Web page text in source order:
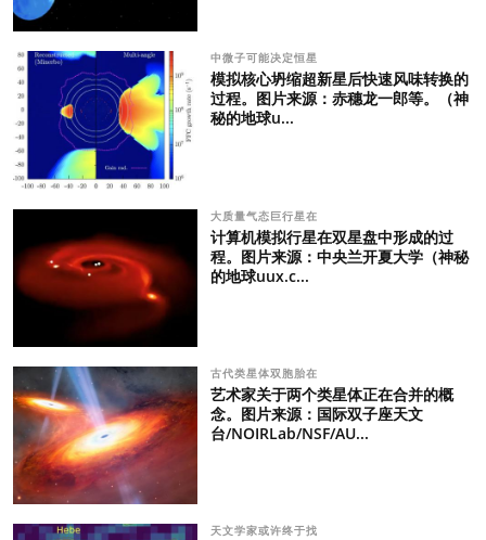
中微子可能决定恒星
模拟核心坍缩超新星后快速风味转换的
过程。图片来源：赤穗龙一郎等。（神
秘的地球u...
大质量气态巨行星在
计算机模拟行星在双星盘中形成的过
程。图片来源：中央兰开夏大学（神秘
的地球uux.c...
古代类星体双胞胎在
艺术家关于两个类星体正在合并的概
念。图片来源：国际双子座天文
台/NOIRLab/NSF/AU...
天文学家或许终于找